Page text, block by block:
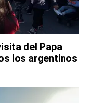
del Papa
los argentinos